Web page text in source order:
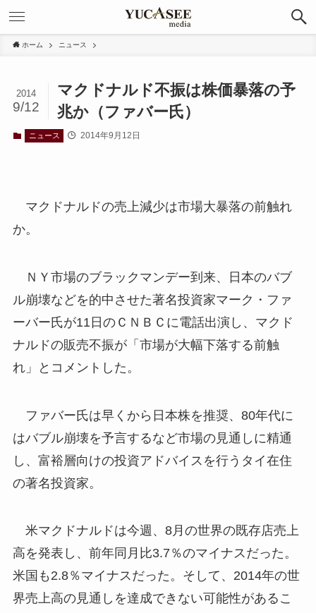
ホーム ニュース
マクドナルド不振は株価暴落の予
兆か（ファバー氏）
2014
9/12
ニュース 2014年9月12日
マクドナルドの売上減少は市場大暴落の前触れ
か。
ＮＹ市場のブラックマンデー到来、日本のバブ
ル崩壊などを的中させた著名投資家マーク・ファ
ーバー氏が11日のＣＮＢＣに電話出演し、マクド
ナルドの販売不振が「市場が大幅下落する前触
れ」とコメントした。
ファバー氏は早くから日本株を推奨、80年代に
はバブル崩壊を予言するなど市場の見通しに精通
し、富裕層向けの投資アドバイスを行うタイ在住
の著名投資家。
米マクドナルドは今週、8月の世界の既存店売上
高を発表し、前年同月比3.7％のマイナスだった。
米国も2.8％マイナスだった。そして、2014年の世
界売上高の見通しを達成できない可能性があるこ